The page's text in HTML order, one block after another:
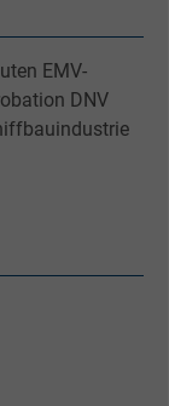
EMV-
DNV